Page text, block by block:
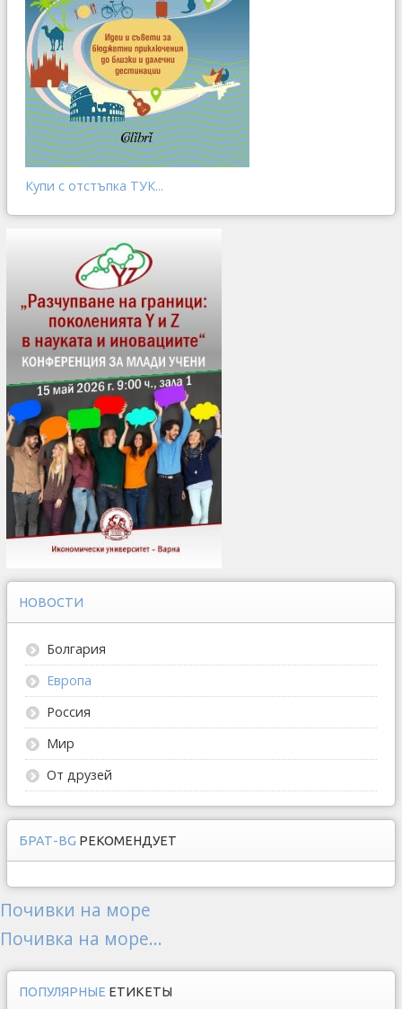
Купи с отстъпка ТУК...
НОВОСТИ
Болгария
Европа
Россия
Мир
От друзей
БРАТ-BG РЕКОМЕНДУЕТ
Почивки на море
Почивка на море...
ПОПУЛЯРНЫЕ ЕТИКЕТЫ